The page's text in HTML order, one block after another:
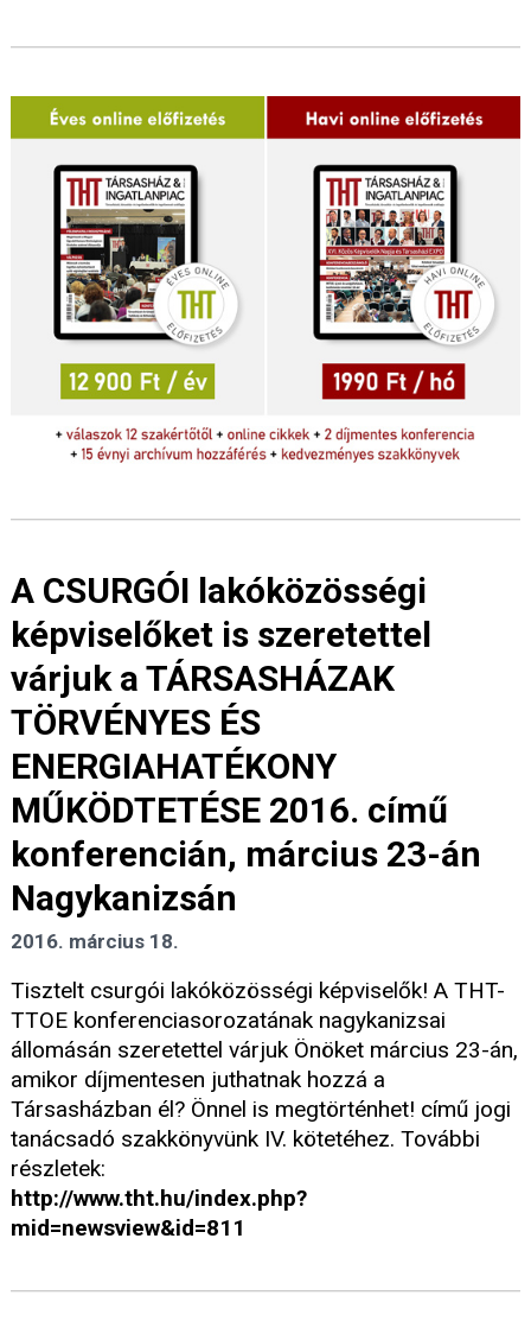
A CSURGÓI lakóközösségi
képviselőket is szeretettel
várjuk a TÁRSASHÁZAK
TÖRVÉNYES ÉS
ENERGIAHATÉKONY
MŰKÖDTETÉSE 2016. című
konferencián, március 23-án
Nagykanizsán
2016. március 18.
Tisztelt csurgói lakóközösségi képviselők! A THT-
TTOE konferenciasorozatának nagykanizsai
állomásán szeretettel várjuk Önöket március 23-án,
amikor díjmentesen juthatnak hozzá a
Társasházban él? Önnel is megtörténhet! című jogi
tanácsadó szakkönyvünk IV. kötetéhez. További
részletek:
http://www.tht.hu/index.php?
mid=newsview&id=811